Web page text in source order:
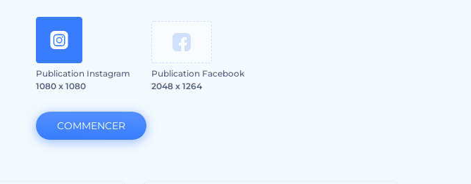
Publication Instagram
1080 x 1080
Publication Facebook
2048 x 1264
COMMENCER